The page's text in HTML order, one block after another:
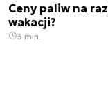
Ceny paliw na
wakacji?
3 min.